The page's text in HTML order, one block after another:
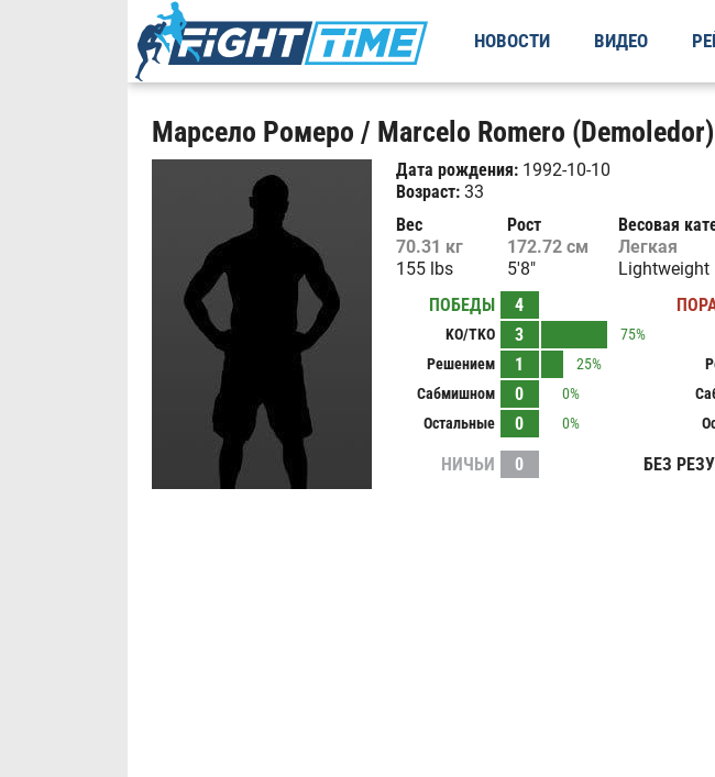
НОВОСТИ ВИДЕО
Марсело Ромеро / Marcelo Romero (Demoledor)
Дата рождения:1992-10-10
Возраст:33
Вес
70.31 кг
155 lbs
Рост
172.72 см
5'8"
Весовая
Легкая
Lightweight
ПОБЕДЫ
4
KO/TKO 3
75%
Решением
1
25%
Сабмишном
0
0%
Остальные
0 0%
НИЧЬИ 0 БЕЗ